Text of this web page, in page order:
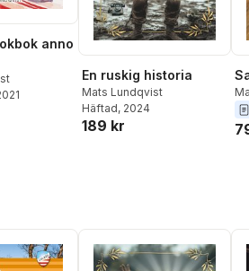
anno
En ruskig historia
Mats Lundqvist
Häftad, 2024
189 kr